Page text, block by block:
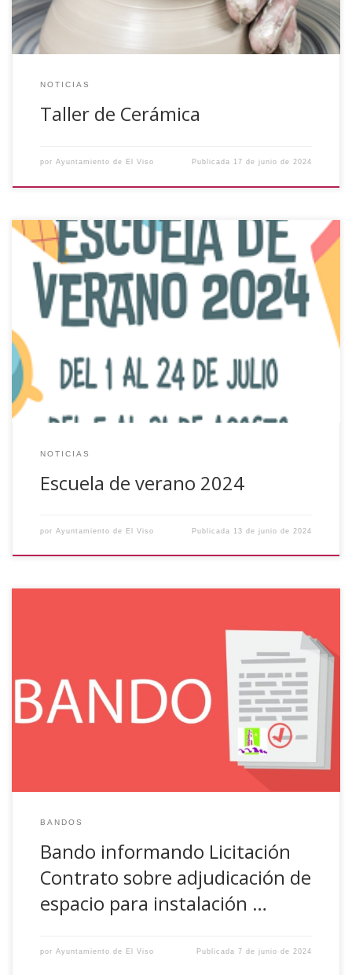
NOTICIAS
Taller de Cerámica
por Ayuntamiento de El Viso Publicada 17 de junio de 2024
Durante los meses de julio y agosto, los niños y las niñas
desde 1º de Educación Infantil a 6º de Primaria podrán
disfrutar de la Escuela de Verano, un máximo de 60
La Escuela de Verano será del 1 al 24 de julio […]
NOTICIAS
Escuela de verano 2024
por Ayuntamiento de El Viso Publicada 13 de junio de 2024
BANDO Se hace público para general conocimiento, que
desde el día seis al dieciocho de junio del corriente, ambos
inclusive, se podrán presentar ofertas para la
ADJUDICACIÓN DE ESPACIO PARA LA INSTALACIÓN DE
CASETA DE LA JUVENTUD DURANTE LA FERIA SANTA ANA
2024. El Pliego de Condiciones Administrativas-Particulares
BANDOS
Bando informando Licitación
Contrato sobre adjudicación de
espacio para instalación …
por Ayuntamiento de El Viso Publicada7 de junio de 2024